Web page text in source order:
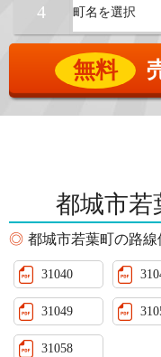
4
無料
都城市若
都城市若葉町の路線
31040
31049
31058